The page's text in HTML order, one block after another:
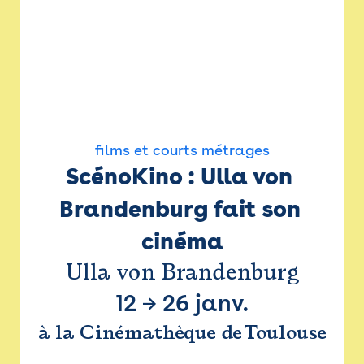
films et courts métrages
ScénoKino : Ulla von
Brandenburg fait son
cinéma
Ulla von Brandenburg
12 → 26 janv.
à la Cinémathèque de Toulouse